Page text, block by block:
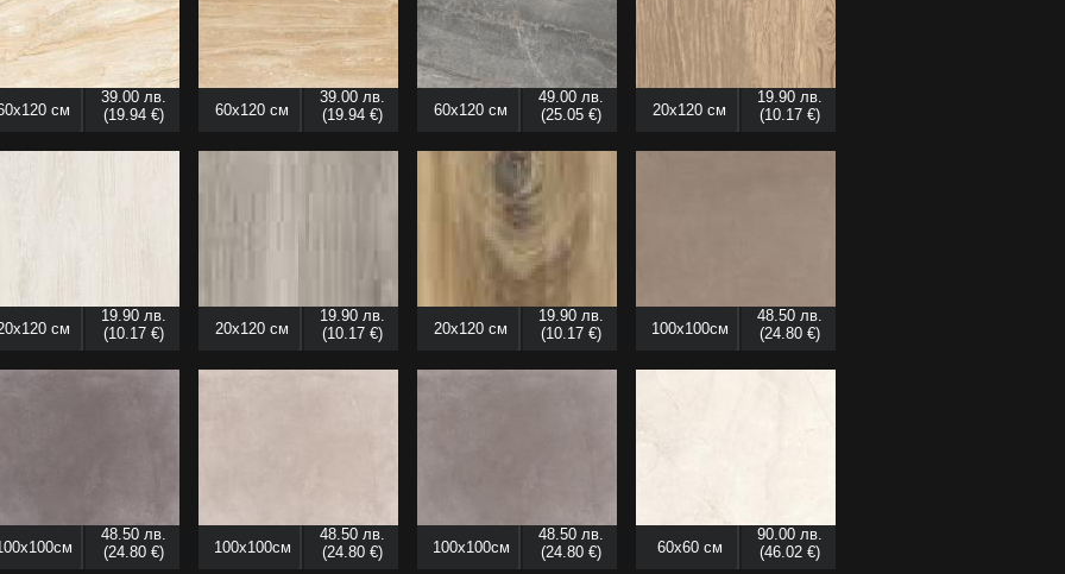
см
39.00 лв.
(19.94 €)
60x120 см
39.00 лв.
(19.94 €)
60x120 см
49.00 лв.
(25.05 €)
20x120 см
19.90 лв.
(10.17 €)
см
19.90 лв.
(10.17 €)
20x120 см
19.90 лв.
(10.17 €)
20x120 см
19.90 лв.
(10.17 €)
100x100см
48.50 лв.
(24.80 €)
48.50 лв.
(24.80 €)
100x100см
48.50 лв.
(24.80 €)
100x100см
48.50 лв.
(24.80 €)
60x60 см
90.00 лв.
(46.02 €)